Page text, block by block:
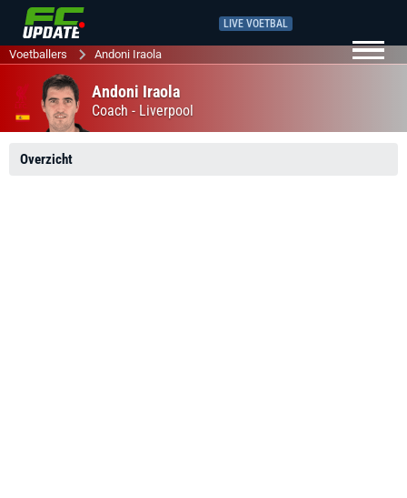
LIVE VOETBAL
Voetballers Andoni Iraola
Andoni Iraola
Coach - Liverpool
Overzicht